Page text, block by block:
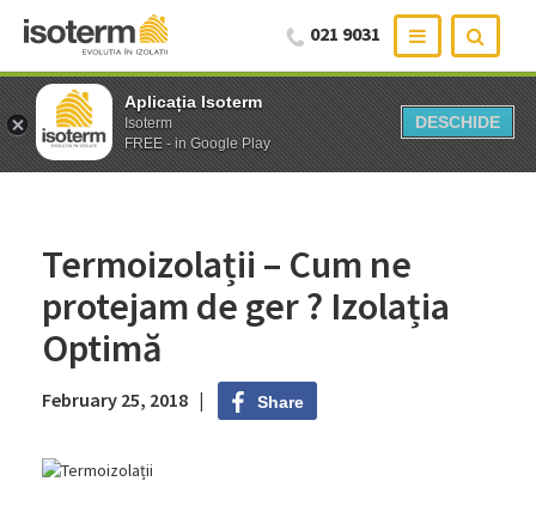
Aplicația Isoterm
Isoterm
FREE - in Google Play
DESCHIDE
Aplicația Isoterm
Isoterm
FREE - in Google Play
DESCHIDE
021 9031
Termoizolații – Cum ne
protejam de ger ? Izolația
Optimă
February 25, 2018 | Share